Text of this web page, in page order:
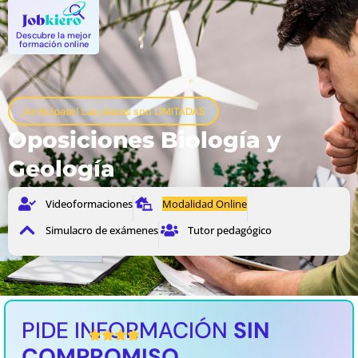
Descubre la mejor
formación online
¡Anticípate! Las plazas son LIMITADAS
Oposiciones Biología y
Geología
Videoformaciones
Modalidad Online
Simulacro de exámenes
Tutor pedagógico
PIDE INFORMACIÓN SIN
4,5 / 5 Valoración media